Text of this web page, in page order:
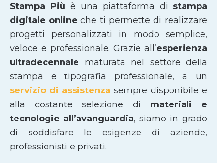
Stampa Più è una piattaforma di stampa
digitale online che ti permette di realizzare
progetti personalizzati in modo semplice,
veloce e professionale. Grazie all’esperienza
ultradecennale maturata nel settore della
stampa e tipografia professionale, a un
servizio di assistenza sempre disponibile e
alla costante selezione di materiali e
tecnologie all’avanguardia, siamo in grado
di soddisfare le esigenze di aziende,
professionisti e privati.